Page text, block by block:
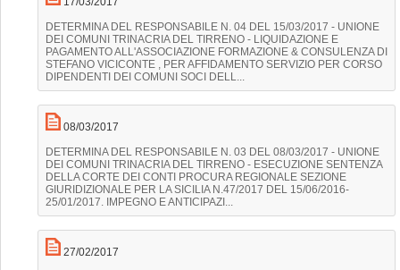
DETERMINA DEL RESPONSABILE N. 04 DEL 15/03/2017 - UNIONE
DEI COMUNI TRINACRIA DEL TIRRENO - LIQUIDAZIONE E
PAGAMENTO ALL'ASSOCIAZIONE FORMAZIONE & CONSULENZA DI
STEFANO VICICONTE , PER AFFIDAMENTO SERVIZIO PER CORSO
DIPENDENTI DEI COMUNI SOCI DELL...
08/03/2017
DETERMINA DEL RESPONSABILE N. 03 DEL 08/03/2017 - UNIONE
DEI COMUNI TRINACRIA DEL TIRRENO - ESECUZIONE SENTENZA
DELLA CORTE DEI CONTI PROCURA REGIONALE SEZIONE
GIURIDIZIONALE PER LA SICILIA N.47/2017 DEL 15/06/2016-
25/01/2017. IMPEGNO E ANTICIPAZI...
27/02/2017